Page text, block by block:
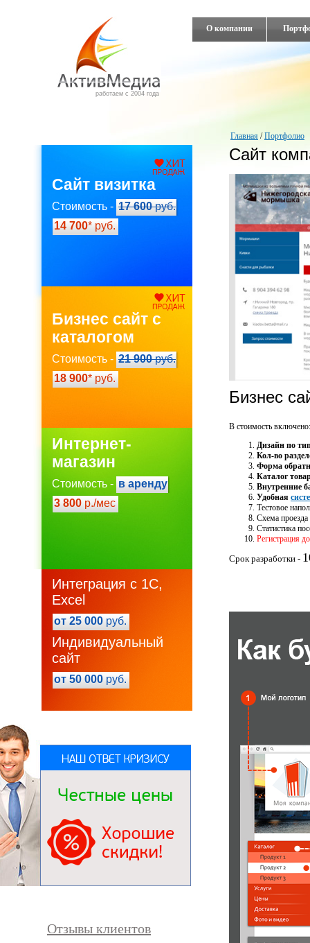
работаем с 2004 года
О компании
Главная /Портфолио
Сайт визитка
Стоимость - 17 600руб.
14 700* руб.
Бизнес сайт с
каталогом
Стоимость - 21 900руб.
18 900* руб.
Интернет-
магазин
Стоимость - в аренду
3 800 р./мес
Интеграция с 1С,
Excel
от 25 000 руб.
Индивидуальный
сайт
от 50 000 руб.
Отзывы клиентов
Сайт
Бизнес
В стоимость включено:
Дизайн по
Кол-во
Форма
Каталог
Внутренние
Удобная
Тестовое
Схема
Статистика
Регистрация
Срок разработки -